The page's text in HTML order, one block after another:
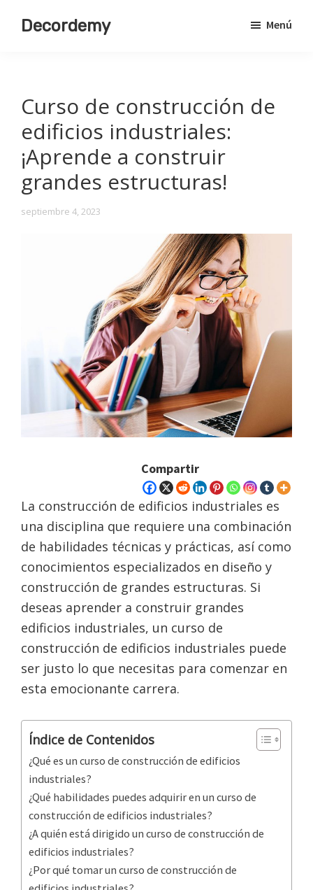
Decordemy Menú
Curso de construcción de
edificios industriales:
¡Aprende a construir
grandes estructuras!
septiembre 4, 2023
Compartir
La construcción de edificios industriales es
una disciplina que requiere una combinación
de habilidades técnicas y prácticas, así como
conocimientos especializados en diseño y
construcción de grandes estructuras. Si
deseas aprender a construir grandes
edificios industriales, un curso de
construcción de edificios industriales puede
ser justo lo que necesitas para comenzar en
esta emocionante carrera.
Índice de Contenidos
¿Qué es un curso de construcción de edificios
industriales?
¿Qué habilidades puedes adquirir en un curso de
construcción de edificios industriales?
¿A quién está dirigido un curso de construcción de
edificios industriales?
¿Por qué tomar un curso de construcción de